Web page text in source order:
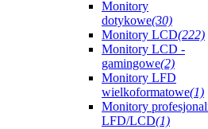
Monitory
dotykowe(30)
Monitory LCD(222)
Monitory LCD -
gamingowe(2)
Monitory LFD
wielkoformatowe(1)
Monitory
LFD/LCD(1)